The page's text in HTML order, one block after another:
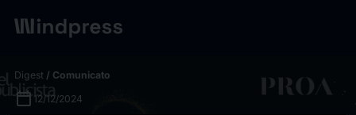
Digest/ Comunicato
calendar_today12/12/2024